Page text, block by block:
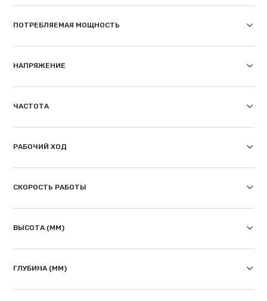
ПОТРЕБЛЯЕМАЯ МОЩНОСТЬ
НАПРЯЖЕНИЕ
ЧАСТОТА
РАБОЧИЙ ХОД
СКОРОСТЬ РАБОТЫ
ВЫСОТА (ММ)
ГЛУБИНА (ММ)